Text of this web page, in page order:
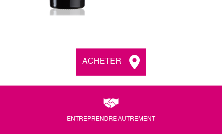
ACHETER
ENTREPRENDRE AUTREMENT